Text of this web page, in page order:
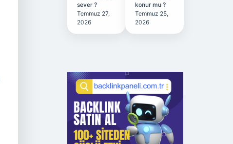
sever ?
Temmuz 27,
2026
konur mu ?
Temmuz 25,
2026